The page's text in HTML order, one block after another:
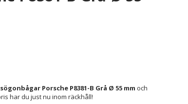
Porsche P8381-B Grå Ø 55 mm och
har du just nu inom räckhåll!